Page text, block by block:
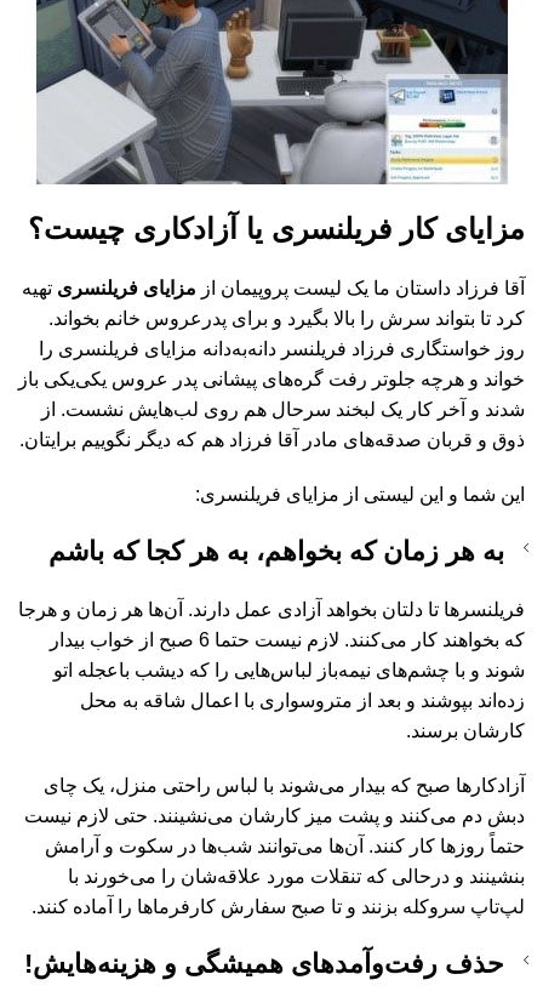
مزایای کار فریلنسری یا آزادکاری چیست؟
آقا فرزاد داستان ما یک لیست پروپیمان از مزایای فریلنسری تهیه
کرد تا بتواند سرش را بالا بگیرد و برای پدرعروس خانم بخواند.
روز خواستگاری فرزاد فریلنسر دانه‌به‌دانه مزایای فریلنسری را
خواند و هرچه جلوتر رفت گره‌های پیشانی پدر عروس یکی‌یکی باز
شدند و آخر کار یک لبخند سرحال هم روی لب‌هایش نشست. از
ذوق و قربان صدقه‌های مادر آقا فرزاد هم که دیگر نگوییم برایتان.
این شما و این لیستی از مزایای فریلنسری:
به هر زمان که بخواهم، به هر کجا که باشم
فریلنسرها تا دلتان بخواهد آزادی عمل دارند. آن‌ها هر زمان و هرجا
که بخواهند کار می‌کنند. لازم نیست حتما 6 صبح از خواب بیدار
شوند و با چشم‌های نیمه‌باز لباس‌هایی را که دیشب باعجله اتو
زده‌اند بپوشند و بعد از متروسواری با اعمال شاقه به محل
کارشان برسند.
آزادکارها صبح که بیدار می‌شوند با لباس راحتی منزل، یک چای
دبش دم می‌کنند و پشت میز کارشان می‌نشینند. حتی لازم نیست
حتماً روزها کار کنند. آن‌ها می‌توانند شب‌ها در سکوت و آرامش
بنشینند و درحالی که تنقلات مورد علاقه‌شان را می‌خورند با
لپ‌تاپ سروکله بزنند و تا صبح سفارش کارفرماها را آماده کنند.
حذف رفت‌وآمدهای همیشگی و هزینه‌هایش!